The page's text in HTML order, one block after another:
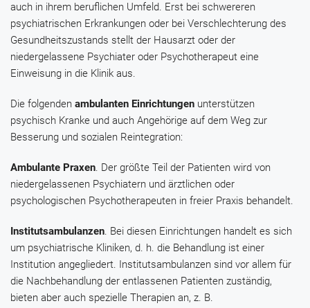
auch in ihrem beruflichen Umfeld. Erst bei schwereren
psychiatrischen Erkrankungen oder bei Verschlechterung des
Gesundheitszustands stellt der Hausarzt oder der
niedergelassene Psychiater oder Psychotherapeut eine
Einweisung in die Klinik aus.
Die folgenden ambulanten Einrichtungen unterstützen
psychisch Kranke und auch Angehörige auf dem Weg zur
Besserung und sozialen Reintegration:
Ambulante Praxen. Der größte Teil der Patienten wird von
niedergelassenen Psychiatern und ärztlichen oder
psychologischen Psychotherapeuten in freier Praxis behandelt.
Institutsambulanzen. Bei diesen Einrichtungen handelt es sich
um psychiatrische Kliniken, d. h. die Behandlung ist einer
Institution angegliedert. Institutsambulanzen sind vor allem für
die Nachbehandlung der entlassenen Patienten zuständig,
bieten aber auch spezielle Therapien an, z. B.